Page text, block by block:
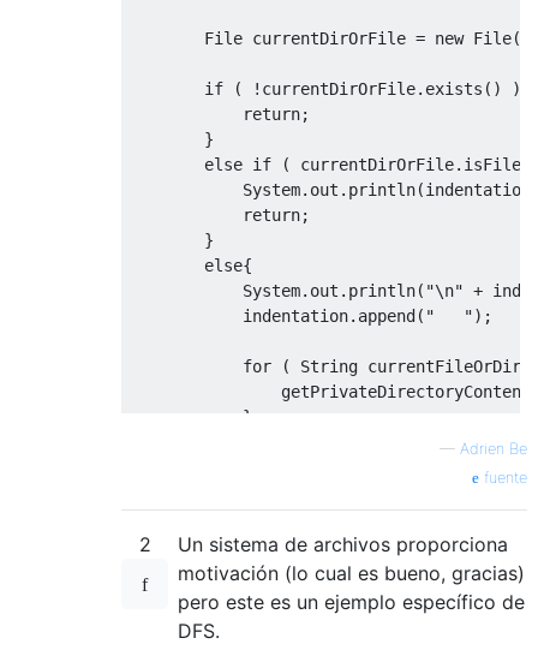
File currentDirOrFile = new File(
if ( ! currentDirOrFile. exists ()
){
return;
}
else if ( currentDirOrFile. isFile
System. out . println(
return;
}
else{
System. out . println( "\n" +
            indentation
. append ( "   ");
for ( String
                getPrivateDirectoryContent
}
-
}
— Adrien Be
fuente
2
Un sistema de archivos proporciona
motivación (lo cual es bueno, gracias)
pero este es un ejemplo específico de
DFS.